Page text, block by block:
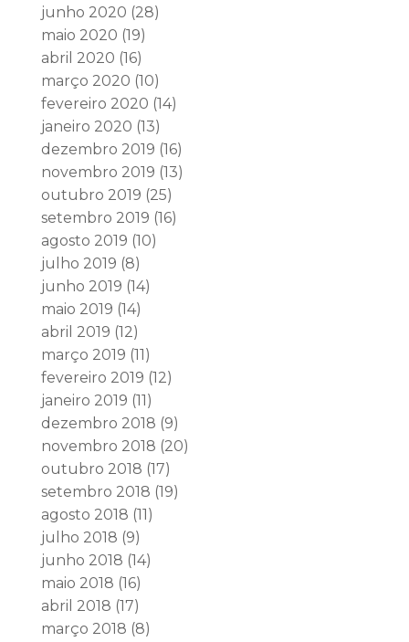
junho 2020 (28)
maio 2020 (19)
abril 2020 (16)
março 2020 (10)
fevereiro 2020 (14)
janeiro 2020 (13)
dezembro 2019 (16)
novembro 2019 (13)
outubro 2019 (25)
setembro 2019 (16)
agosto 2019 (10)
julho 2019 (8)
junho 2019 (14)
maio 2019 (14)
abril 2019 (12)
março 2019 (11)
fevereiro 2019 (12)
janeiro 2019 (11)
dezembro 2018 (9)
novembro 2018 (20)
outubro 2018 (17)
setembro 2018 (19)
agosto 2018 (11)
julho 2018 (9)
junho 2018 (14)
maio 2018 (16)
abril 2018 (17)
março 2018 (8)